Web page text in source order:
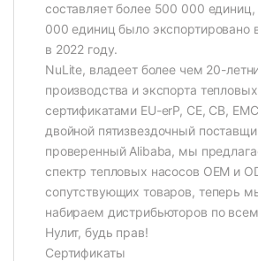
составляет более 500 000 единиц,
000 единиц было экспортировано
в 2022 году.
NuLite, владеет более чем 20-
производства и экспорта
сертификатами EU-erP, CE, CB,
двойной пятизвездочный
проверенный Alibaba, мы
спектр тепловых насосов OEM и
сопутствующих товаров, теперь
набираем дистрибьюторов по
Нулит, будь прав!
Сертификаты